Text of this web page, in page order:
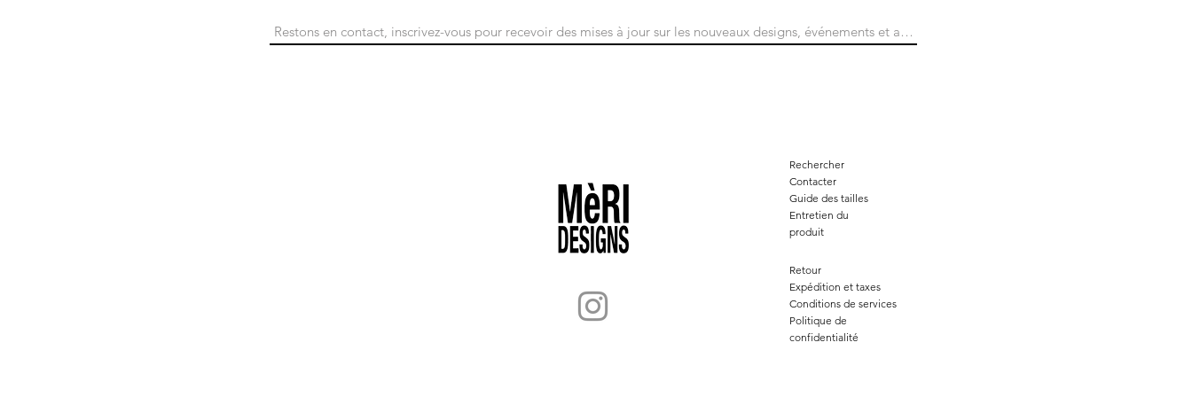
Rechercher
Contacter
Guide des tailles
Entretien du
produit
Retour
Expédition et taxes
Conditions de services
Politique de
confidentialité